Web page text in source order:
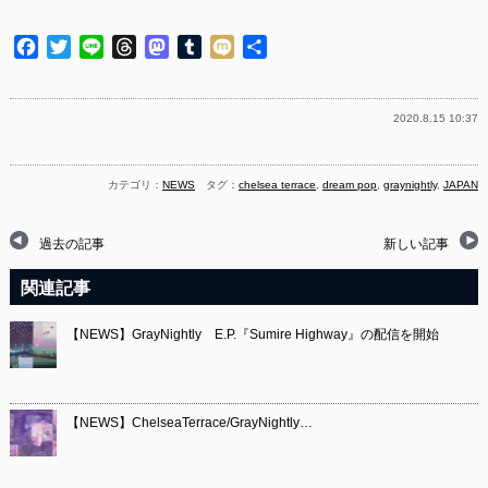
Facebook
TwitterLine ThreadsMastodon
Tumblr
Mixi
2020.8.15 10:37
カテゴリ： NEWS タグ：chelsea terrace,dream pop,graynightly,JAPAN
過去の記事 新しい記事
関連記事
【NEWS】GrayNightly E.P.『Sumire Highway』の配信を開始
【NEWS】ChelseaTerrace/GrayNightly…